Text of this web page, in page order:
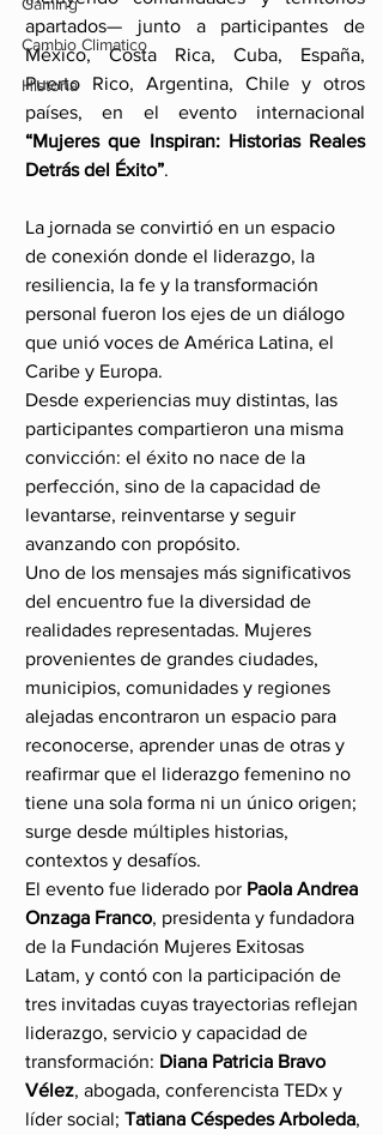
Cambio Climatico
Historia
apartados— junto a participantes de
México, Costa Rica, Cuba, España,
Puerto Rico, Argentina, Chile y otros
“Mujeres que Inspiran: Historias Reales
Detrás del Éxito”.
La jornada se convirtió en un espacio
de conexión donde el liderazgo, la
resiliencia, la fe y la transformación
personal fueron los ejes de un diálogo
que unió voces de América Latina, el
Caribe y Europa.
Desde experiencias muy distintas, las
participantes compartieron una misma
convicción: el éxito no nace de la
perfección, sino de la capacidad de
levantarse, reinventarse y seguir
avanzando con propósito.
Uno de los mensajes más significativos
del encuentro fue la diversidad de
realidades representadas. Mujeres
provenientes de grandes ciudades,
municipios, comunidades y regiones
alejadas encontraron un espacio para
reconocerse, aprender unas de otras y
reafirmar que el liderazgo femenino no
tiene una sola forma ni un único origen;
surge desde múltiples historias,
contextos y desafíos.
El evento fue liderado por Paola Andrea
Onzaga Franco, presidenta y fundadora
de la Fundación Mujeres Exitosas
Latam, y contó con la participación de
tres invitadas cuyas trayectorias reflejan
liderazgo, servicio y capacidad de
transformación: Diana Patricia Bravo
Vélez, abogada, conferencista TEDx y
líder social; Tatiana Céspedes Arboleda,